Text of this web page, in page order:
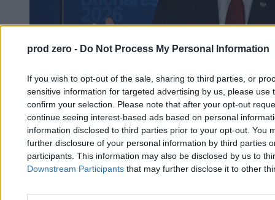
prod zero - Do Not Process My Personal Information
If you wish to opt-out of the sale, sharing to third parties, or
sensitive information for targeted advertising by us, please use
confirm your selection. Please note that after your opt-out
continue seeing interest-based ads based on personal
information disclosed to third parties prior to your opt-out. You
further disclosure of your personal information by third parties
participants. This information may also be disclosed by us to
Downstream Participants that may further disclose it to other
Referendum zablokowane przez Senat. Ludzie